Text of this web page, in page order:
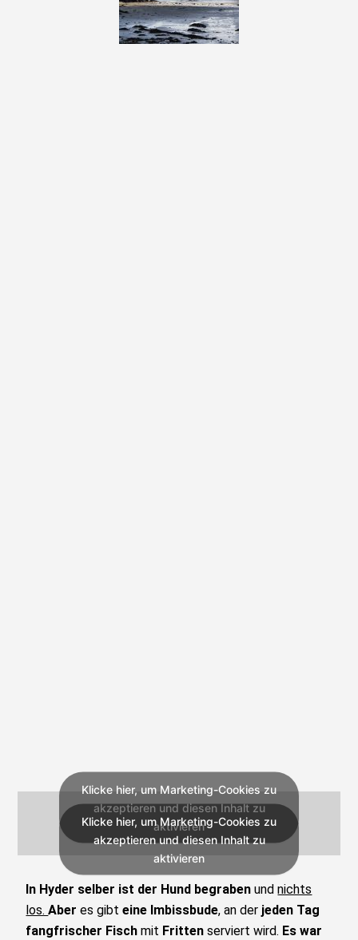
Klicke hier, um Marketing-Cookies zu
akzeptieren und diesen Inhalt zu
aktivieren
Klicke hier, um Marketing-Cookies zu
akzeptieren und diesen Inhalt zu
aktivieren
In Hyder selber ist der Hund begraben undnichts
los.Aber es gibteine Imbissbude, an der jeden Tag
fangfrischer Fischmit Fritten serviert wird. Es war